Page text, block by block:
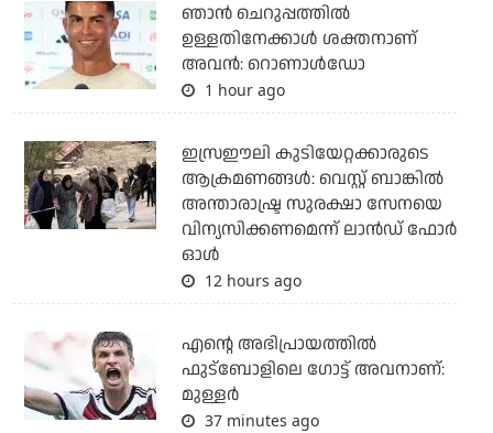
ഞാന്‍ ചെറുപ്പത്തില്‍
ഉള്ളതിനേക്കാള്‍ ശക്തനാണ്
അവന്‍: റൊണാള്‍ഡോ
1 hour ago
ഇസ്രഈലി കുടിയേറ്റക്കാരുടെ
ആക്രമണങ്ങള്‍: വെസ്റ്റ് ബാങ്കില്‍
അന്താരാഷ്ട്ര സുരക്ഷാ സേനയെ
വിന്യസിക്കണമെന്ന് ലാന്‍ഡ് ഫോര്‍
ഓള്‍
12 hours ago
എന്റെ അഭിപ്രായത്തില്‍
ഫുട്‌ബോളിലെ ഗോട്ട് അവനാണ്:
മുള്ളര്‍
37 minutes ago